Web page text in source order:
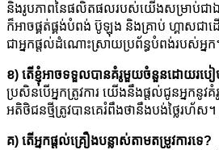
និងរូបភាពនៃផលិតផលរបស់យើងសម្រាប់ជា
ក៏អាចផ្គត់ផ្គង់បំពង់ ប៊ូឡុង និងគ្រាប់ ហ្គាស
ជាអ្នកផ្តល់ដំណោះស្រាយប្រព័ន្ធបំពង់របស់អ្នក
ខ) តើខ្ញុំអាចទទួលបានគំរូមួយចំនួនដោយរប
ប្រសិនបើអ្នកត្រូវការ យើងនឹងផ្តល់ជូនអ្នកនូវគំ
អតិថិជនថ្មីត្រូវបានគេរំពឹងថានឹងបង់ថ្លៃរហ័ស។
គ) តើអ្នកផ្តល់គ្រឿងបន្លាស់តាមតម្រូវការទេ?